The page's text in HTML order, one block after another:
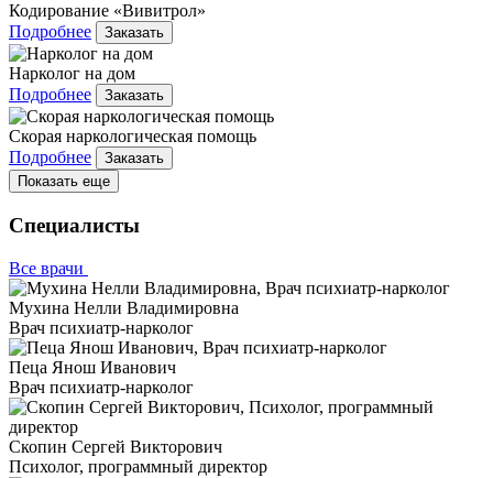
Кодирование «Вивитрол»
Подробнее
Заказать
Нарколог на дом
Подробнее
Заказать
Скорая наркологическая помощь
Подробнее
Заказать
Показать еще
Специалисты
Все врачи
Мухина Нелли Владимировна
Врач психиатр-нарколог
Пеца Янош Иванович
Врач психиатр-нарколог
Скопин Сергей Викторович
Психолог, программный директор